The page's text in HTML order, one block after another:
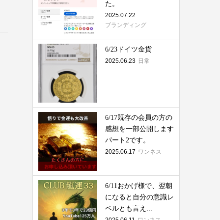
た。
2025.07.22
ブランディング
6/23ドイツ金貨
2025.06.23 日常
6/17既存の会員の方の
感想を一部公開します
パート2です。
2025.06.17 ワンネス
6/11おかげ様で、翌朝
になると自分の意識レ
ベルとも言え...